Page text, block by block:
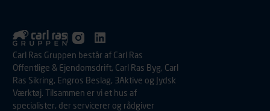
Carl Ras Gruppen består af Carl Ras
Offentlige & Ejendomsdrift, Carl Ras Byg, Carl
Ras Sikring, Engros Beslag, 3Aktive og Jydsk
Værktøj. Tilsammen er vi et hus af
specialister, der servicerer og rådgiver